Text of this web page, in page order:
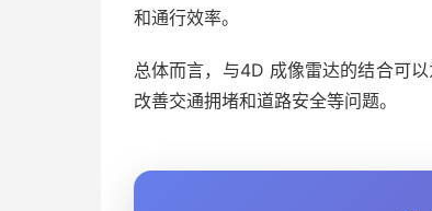
和通行效率。
总体而言，与4D 成像雷达的结合可
改善交通拥堵和道路安全等问题。